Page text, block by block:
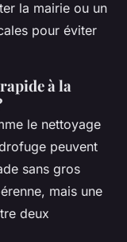
la mairie ou un
pour éviter
à la
le nettoyage
peuvent
sans gros
mais une
deux